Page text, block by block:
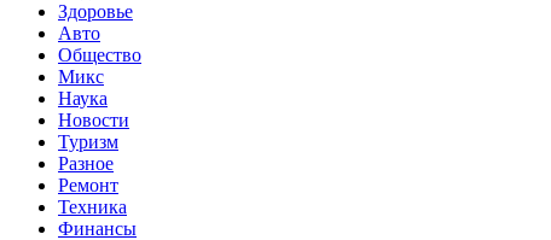
Здоровье
Авто
Общество
Микс
Наука
Новости
Туризм
Разное
Ремонт
Техника
Финансы